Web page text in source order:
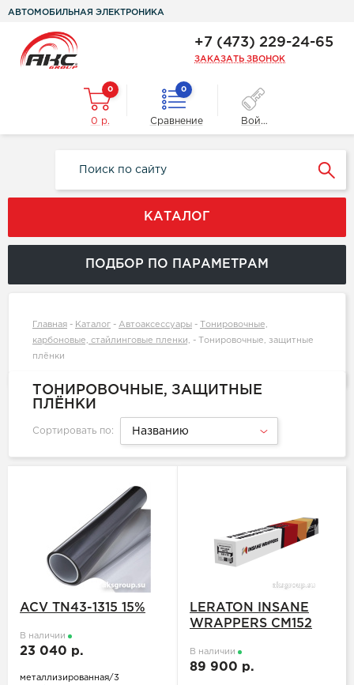
АВТОМОБИЛЬНАЯ ЭЛЕКТРОНИКА
+7 (473) 229-24-65
ЗАКАЗАТЬ ЗВОНОК
0
0 р.
0
Сравнение Войти
КАТАЛОГ
ПОДБОР ПО ПАРАМЕТРАМ
Главная - Каталог - Автоаксессуары -
Тонировочные,
карбоновые, стайлинговые пленки, -
Тонировочные, защитные
плёнки
ТОНИРОВОЧНЫЕ, ЗАЩИТНЫЕ
ПЛЁНКИ
Сортировать по: Названию
ACV TN43-1315 15%
В наличии
23 040 р.
металлизированная/3
LERATON INSANE
WRAPPERS CM152
В наличии
89 900 р.